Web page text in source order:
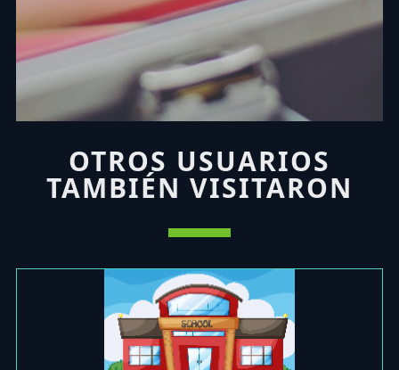
OTROS USUARIOS
TAMBIÉN VISITARON